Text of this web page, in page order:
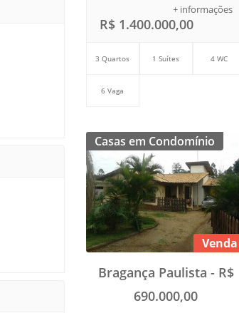
+ informações
R$ 1.400.000,00
3 Quartos 1 Suítes 4 WC
6 Vaga
Casas em Condomínio
Venda
Bragança Paulista - R$
690.000,00